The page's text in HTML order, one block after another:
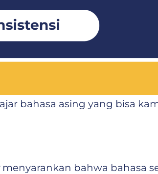
bahasa asing yang bisa
menyarankan bahwa bahasa